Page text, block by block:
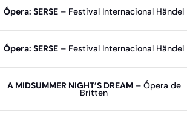
Ópera: SERSE – Festival Internacional Händel
Ópera: SERSE – Festival Internacional Händel
A MIDSUMMER NIGHT’S DREAM– Ópera de
Britten